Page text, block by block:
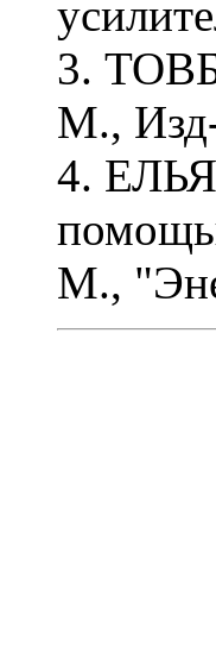
3.
М.,
4.
М.,